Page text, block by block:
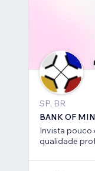
SP, BR
BANK OF
Invista pouco
qualidade